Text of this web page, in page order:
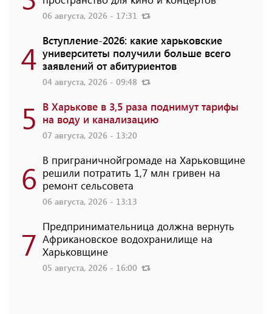
06 августа, 2026 - 17:31
4 Вступление-2026: какие харьковские
университеты получили больше всего
заявлений от абитуриентов
04 августа, 2026 - 09:48
5 В Харькове в 3,5 раза поднимут тарифы
на воду и канализацию
07 августа, 2026 - 13:20
6 В приграничнойгромаде на Харьковщине
решили потратить 1,7 млн ​​гривен на
ремонт сельсовета
06 августа, 2026 - 13:13
7 Предпринимательница должна вернуть
Африкановское водохранилище на
Харьковщине
05 августа, 2026 - 16:00